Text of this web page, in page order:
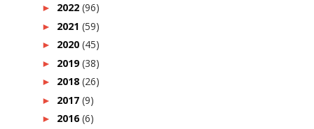
► 2022 (96)
► 2021 (59)
► 2020 (45)
► 2019(38)
► 2018 (26)
► 2017 (9)
► 2016(6)